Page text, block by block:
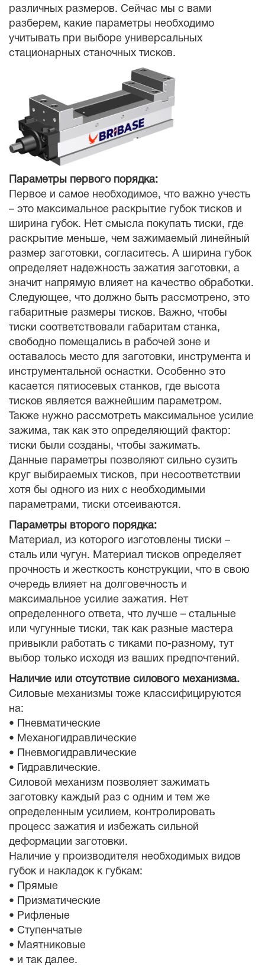
различных размеров. Сейчас мы с вами
разберем, какие параметры необходимо
учитывать при выборе универсальных
стационарных станочных тисков.
Параметры первого порядка:
Первое и самое необходимое, что важно учесть
– это максимальное раскрытие губок тисков и
ширина губок. Нет смысла покупать тиски, где
раскрытие меньше, чем зажимаемый линейный
размер заготовки, согласитесь. А ширина губок
определяет надежность зажатия заготовки, а
значит напрямую влияет на качество обработки.
Следующее, что должно быть рассмотрено, это
габаритные размеры тисков. Важно, чтобы
тиски соответствовали габаритам станка,
свободно помещались в рабочей зоне и
оставалось место для заготовки, инструмента и
инструментальной оснастки. Особенно это
касается пятиосевых станков, где высота
тисков является важнейшим параметром.
Также нужно рассмотреть максимальное усилие
зажима, так как это определяющий фактор:
тиски были созданы, чтобы зажимать.
Данные параметры позволяют сильно сузить
круг выбираемых тисков, при несоответствии
хотя бы одного из них с необходимыми
параметрами, тиски отсеиваются.
Параметры второго порядка:
Материал, из которого изготовлены тиски –
сталь или чугун. Материал тисков определяет
прочность и жесткость конструкции, что в свою
очередь влияет на долговечность и
максимальное усилие зажатия. Нет
определенного ответа, что лучше – стальные
или чугунные тиски, так как разные мастера
привыкли работать с тиками по-разному, тут
выбор только исходя из ваших предпочтений.
Наличие или отсутствие силового механизма.
Силовые механизмы тоже классифицируются
на:
• Пневматические
• Механогидравлические
• Пневмогидравлические
• Гидравлические.
Силовой механизм позволяет зажимать
заготовку каждый раз с одним и тем же
определенным усилием, контролировать
процесс зажатия и избежать сильной
деформации заготовки.
Наличие у производителя необходимых видов
губок и накладок к губкам:
• Прямые
• Призматические
• Рифленые
• Ступенчатые
• Маятниковые
• и так далее.